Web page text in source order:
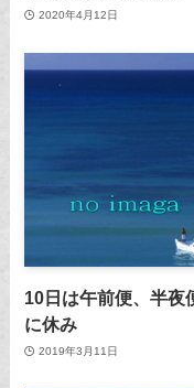
2020年4月12日
10日は午前便、半夜
に休み
2019年3月11日